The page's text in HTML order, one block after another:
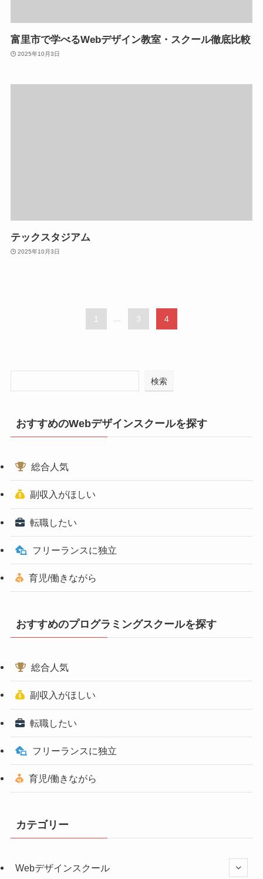
富里市で学べるWebデザイン教室・スクール徹底比較
2025年10月3日
テックスタジアム
2025年10月3日
1 3 4
検索
おすすめのWebデザインスクールを探す
総合人気
副収入がほしい
転職したい
フリーランスに独立
育児/働きながら
おすすめのプログラミングスクールを探す
総合人気
副収入がほしい
転職したい
フリーランスに独立
育児/働きながら
カテゴリー
Webデザインスクール